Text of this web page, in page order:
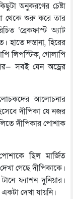
অনুকরণের চেষ্টা
থেকে শুরু করে তার
‘ব্রেকফাস্ট অ্যাট
হাতে দস্তানা, হিরের
লিপস্টিক, গোলাপি
সবই যেন অড্রের
আলোচনার
দীপিকা যে নজর
দীপিকার পোশাক
ছিল মার্জিত
গেছে দীপিকাকে।
ফ্যাশন দুনিয়ার।
দেখা যায়নি।